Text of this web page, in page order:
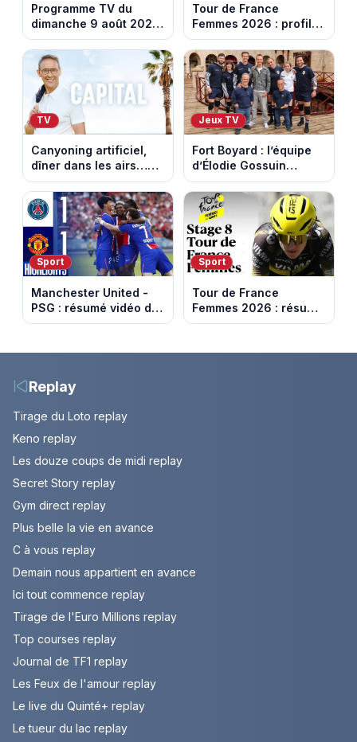
Programme TV du
dimanche 9 août 2026
: notre sélection pour
votre soirée télé
Tour de France
Femmes 2026 : profil
et horaires de la
dernière étape à Nice
TV
Canyoning artificiel,
dîner dans les airs…
les loisirs les plus fous
passés au crible dans
Capital
Jeux TV
Fort Boyard : l’équipe
d’Élodie Gossuin
termine avec une belle
somme pour l'Unicef et
le Refuge
Sport
Manchester United -
PSG : résumé vidéo du
match amical du 8 août
Sport
Tour de France
Femmes 2026 : résumé
vidéo de la 9e étape
Replay
Tirage du Loto replay
Keno replay
Les douze coups de midi replay
Secret Story replay
Gym direct replay
Plus belle la vie en avance
C à vous replay
Demain nous appartient en avance
Ici tout commence replay
Tirage de l'Euro Millions replay
Top courses replay
Journal de TF1 replay
Les Feux de l'amour replay
Le live du Quinté+ replay
Le tueur du lac replay